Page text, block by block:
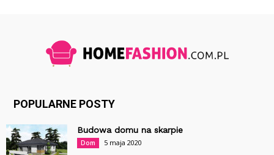
POPULARNE POSTY
Budowa domu na skarpie
Dom 5 maja 2020